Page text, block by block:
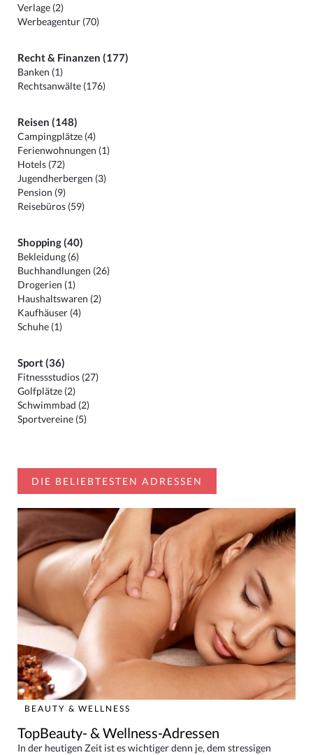
Verlage (2)
Werbeagentur (70)
Recht & Finanzen (177)
Banken (1)
Rechtsanwälte (176)
Reisen (148)
Campingplätze (4)
Ferienwohnungen (1)
Hotels (72)
Jugendherbergen (3)
Pension (9)
Reisebüros (59)
Shopping (40)
Bekleidung (6)
Buchhandlungen (26)
Drogerien (1)
Haushaltswaren (2)
Kaufhäuser (4)
Schuhe (1)
Sport (36)
Fitnessstudios (27)
Golfplätze (2)
Schwimmbad (2)
Sportvereine (5)
DIE BELIEBTESTEN ADRESSEN
BEAUTY & WELLNESS
TopBeauty- & Wellness-Adressen
In der heutigen Zeit ist es wichtiger denn je, dem stressigen